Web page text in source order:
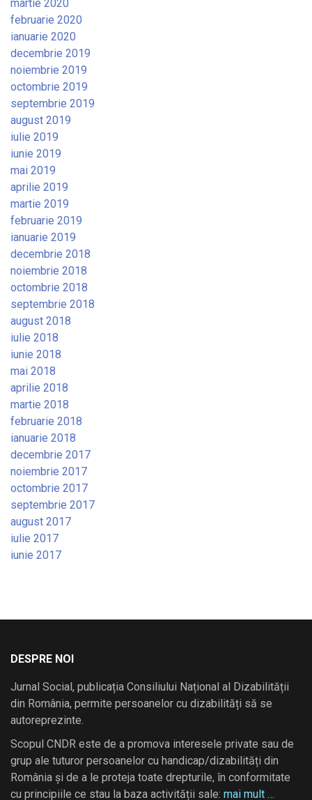
martie 2020
februarie 2020
ianuarie 2020
decembrie 2019
noiembrie 2019
octombrie 2019
septembrie 2019
august 2019
iulie 2019
iunie 2019
mai 2019
aprilie 2019
martie 2019
februarie 2019
ianuarie 2019
decembrie 2018
noiembrie 2018
octombrie 2018
septembrie 2018
august 2018
iulie 2018
iunie 2018
mai 2018
aprilie 2018
martie 2018
februarie 2018
ianuarie 2018
decembrie 2017
noiembrie 2017
octombrie 2017
septembrie 2017
august 2017
iulie 2017
iunie 2017
DESPRE NOI
Jurnal Social, publicația Consiliului Național al Dizabilității
din România, permite persoanelor cu dizabilități să se
autoreprezinte.
Scopul CNDR este de a promova interesele private sau de
grup ale tuturor persoanelor cu handicap/dizabilități din
România și de a le proteja toate drepturile, în conformitate
cu principiile ce stau la baza activității sale: mai mult …